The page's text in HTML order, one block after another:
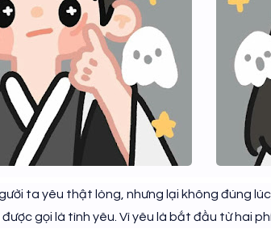
ta yêu thật lòng, nhưng lại không đúng
gọi là tình yêu. Vì yêu là bắt đầu từ hai